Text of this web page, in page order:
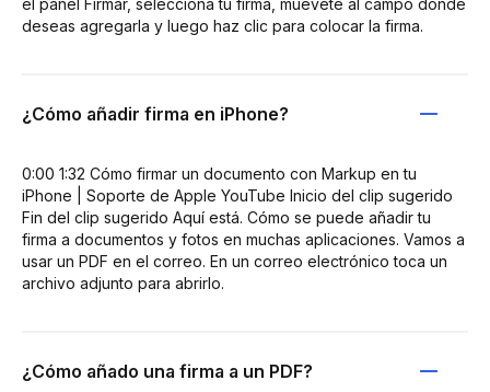
deseas agregarla y luego haz clic para colocar la firma.
¿Cómo añadir firma en iPhone?
0:00 1:32 Cómo firmar un documento con Markup en tu
iPhone | Soporte de Apple YouTube Inicio del clip sugerido
Fin del clip sugerido Aquí está. Cómo se puede añadir tu
firma a documentos y fotos en muchas aplicaciones. Vamos a
usar un PDF en el correo. En un correo electrónico toca un
archivo adjunto para abrirlo.
¿Cómo añado una firma a un PDF?